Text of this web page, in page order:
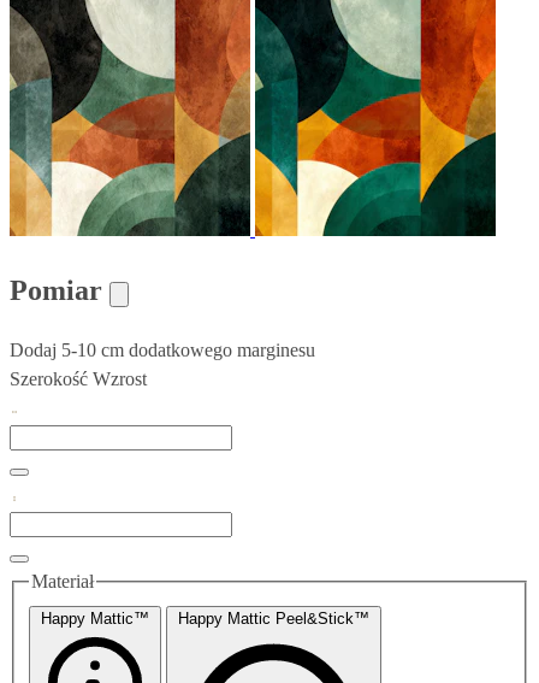
Pomiar
Dodaj 5-10 cm dodatkowego marginesu
Szerokość Wzrost
Materiał
Happy Mattic™ Happy Mattic Peel&Stick™